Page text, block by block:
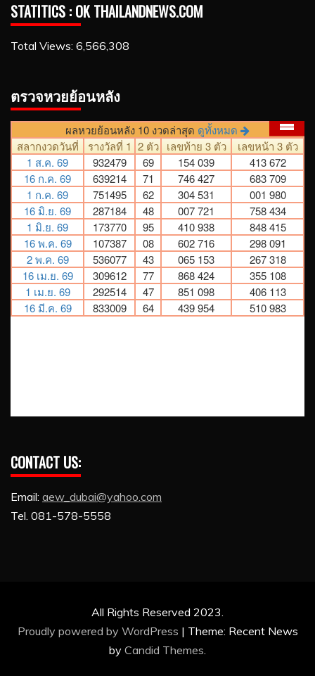
STATITICS : OK THAILANDNEWS.COM
Total Views: 6,566,308
ตรวจหวยย้อนหลัง
CONTACT US:
Email: aew_dubai@yahoo.com
Tel. 081-578-5558
All Rights Reserved 2023.
Proudly powered by WordPress | Theme: Recent News
by Candid Themes.